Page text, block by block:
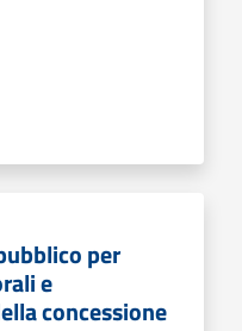
per
e
concessione